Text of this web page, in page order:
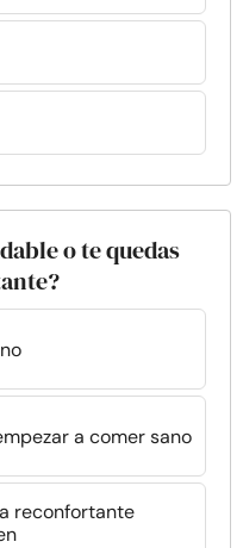
o te quedas
a comer sano
reconfortante